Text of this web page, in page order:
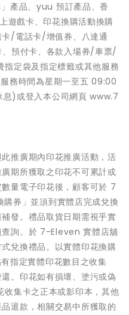
產品、yuu 預訂產品、香
遊戲卡、印花換購活動換購
/電話卡/增值券、八達通
預付卡、各款入場券/車票/
定袋及指定標籤或其他服務
務時間為星期一至五 09:00
)或登入本公司網頁 www.7
推廣期內印花推廣活動，活
期所獲取之印花不可累計或
量電子印花後，顧客可於 7
券」並須到實體店完成兌換
發。禮品取貨日期需視乎實
查詢。於 7-Eleven 實體店舖
兌換禮品。以實體印花換購
指定實體印花數目之收集
。印花如有損壞、塗污或偽
集卡之正本或影印本，其他
退款，相關交易中所獲取的